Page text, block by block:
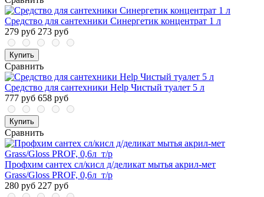
Средство для сантехники Синергетик концентрат 1 л
279 руб 273 руб
Купить
Сравнить
Средство для сантехники Help Чистый туалет 5 л
777 руб 658 руб
Купить
Сравнить
Профхим сантех сл/кисл д/деликат мытья акрил-мет
Grass/Gloss PROF, 0,6л_т/р
280 руб 227 руб